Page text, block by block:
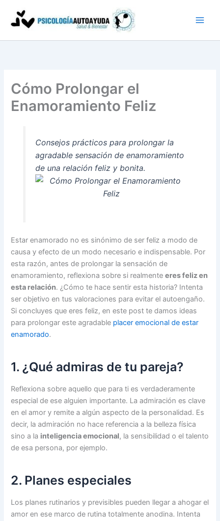
contenido
Cómo Prolongar el
Enamoramiento Feliz
Consejos prácticos para prolongar la
agradable sensación de enamoramiento
de una relación feliz y bonita.
Estar enamorado no es sinónimo de ser feliz a modo de
causa y efecto de un modo necesario e indispensable. Por
esta razón, antes de prolongar la sensación de
enamoramiento, reflexiona sobre si realmenteeres feliz en
esta relación. ¿Cómo te hace sentir esta historia? Intenta
ser objetivo en tus valoraciones para evitar el autoengaño.
Si concluyes que eres feliz, en este post te damos ideas
para prolongar este agradable placer emocional de estar
enamorado.
1. ¿Qué admiras de tu pareja?
Reflexiona sobre aquello que para ti es verdaderamente
especial de ese alguien importante. La admiración es clave
en el amor y remite a algún aspecto de la personalidad. Es
decir, la admiración no hace referencia a la belleza física
sino a la inteligencia emocional, la sensibilidad o el talento
de esa persona, por ejemplo.
2. Planes especiales
Los planes rutinarios y previsibles pueden llegar a ahogar el
amor en ese marco de rutina totalmente anodina. Intenta